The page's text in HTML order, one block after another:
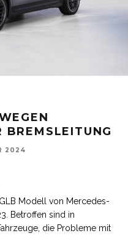
BREMSLEITUNG
2024
Modell von Mercedes-
Betroffen sind in
die Probleme mit